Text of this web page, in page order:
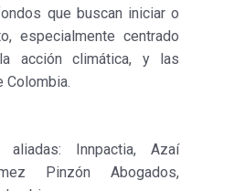
que buscan iniciar o
especialmente centrado
acción climática, y las
Colombia.
Innpactia, Azaí
Pinzón Abogados,